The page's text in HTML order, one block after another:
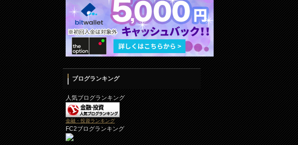
ブログランキング
人気ブログランキング
金融・投資ランキング
FC2ブログランキング